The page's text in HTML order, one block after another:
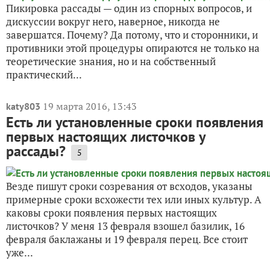
Пикировка рассады — один из спорных вопросов, и
дискуссии вокруг него, наверное, никогда не
завершатся. Почему? Да потому, что и сторонники, и
противники этой процедуры опираются не только на
теоретические знания, но и на собственный
практический...
katy803 19 марта 2016, 13:43
Есть ли установленные сроки появления
первых настоящих листочков у
рассады? 5
Везде пишут сроки созревания от всходов, указаны
примерные сроки всхожести тех или иных культур. А
каковы сроки появления первых настоящих
листочков? У меня 13 февраля взошел базилик, 16
февраля баклажаны и 19 февраля перец. Все стоит
уже...